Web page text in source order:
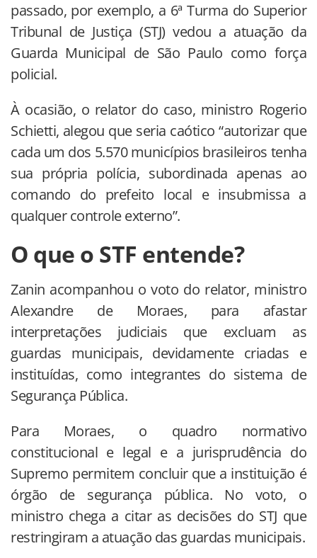
passado, por exemplo, a 6ª Turma do Superior
Tribunal de Justiça (STJ) vedou a atuação da
Guarda Municipal de São Paulo como força
policial.
À ocasião, o relator do caso, ministro Rogerio
Schietti, alegou que seria caótico “autorizar que
cada um dos 5.570 municípios brasileiros tenha
sua própria polícia, subordinada apenas ao
comando do prefeito local e insubmissa a
qualquer controle externo”.
O que o STF entende?
Zanin acompanhou o voto do relator, ministro
Alexandre de Moraes, para afastar
interpretações judiciais que excluam as
guardas municipais, devidamente criadas e
instituídas, como integrantes do sistema de
Segurança Pública.
Para Moraes, o quadro normativo
constitucional e legal e a jurisprudência do
Supremo permitem concluir que a instituição é
órgão de segurança pública. No voto, o
ministro chega a citar as decisões do STJ que
restringiram a atuação das guardas municipais.